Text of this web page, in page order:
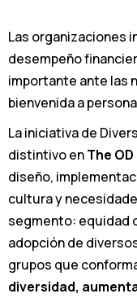
Las organizaciones
desempeño
importante ante las
bienvenida a
La iniciativa de
distintivo enThe
diseño,
cultura y
segmento: equidad
adopción de
grupos que
diversidad,